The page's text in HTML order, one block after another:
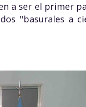
a ser el primer
"basurales a